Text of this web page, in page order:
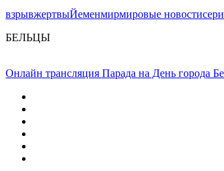
взрывжертвыЙеменмирмировые новости
БЕЛЬЦЫ
Онлайн трансляция Парада на День города